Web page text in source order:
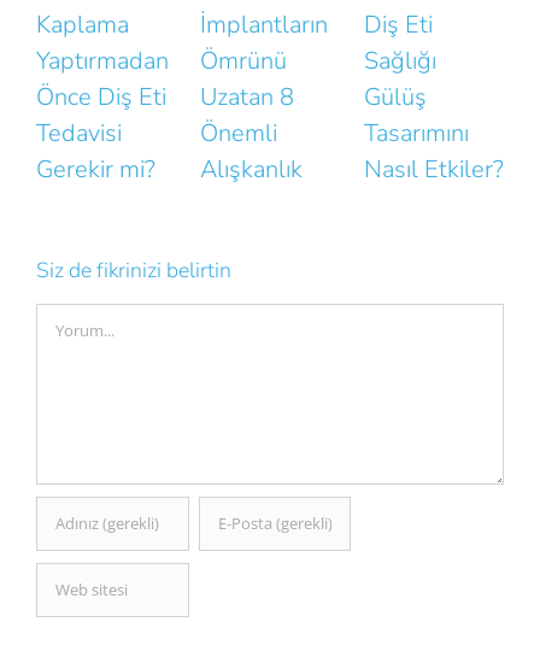
Kaplama
Yaptırmadan
Önce Diş Eti
Tedavisi
Gerekir mi?
İmplantların
Ömrünü
Uzatan 8
Önemli
Alışkanlık
Diş Eti
Sağlığı
Gülüş
Tasarımını
Nasıl Etkiler?
Siz de fikrinizi belirtin
Comment